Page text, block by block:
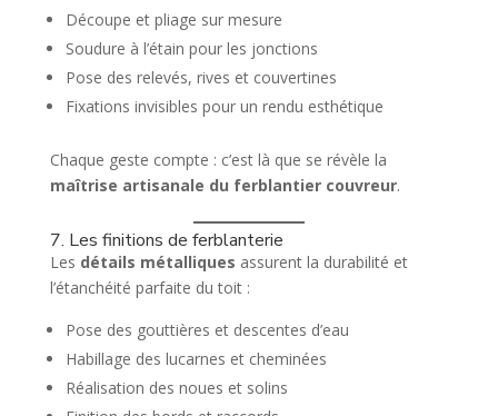
Découpe et pliage sur mesure
Soudure à l’étain pour les jonctions
Pose des relevés, rives et couvertines
Fixations invisibles pour un rendu esthétique
Chaque geste compte : c’est là que se révèle la
maîtrise artisanale du ferblantier couvreur.
7. Les finitions de ferblanterie
Les détails métalliques assurent la durabilité et
l’étanchéité parfaite du toit :
Pose des gouttières et descentes d’eau
Habillage des lucarnes et cheminées
Réalisation des noues et solins